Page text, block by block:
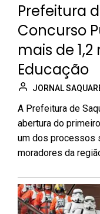
Prefeitura
Concurso
mais de
Educação
JORNAL
A Prefeitura de
abertura do
um dos processos
moradores da